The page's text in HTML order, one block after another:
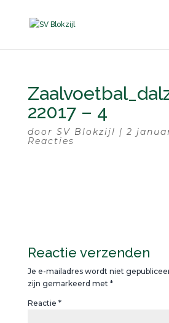
22017 – 4
door SV Blokzijl | 2
Reacties
Reactie verzenden
Je e-mailadres wordt niet
zijn gemarkeerd met *
Reactie *